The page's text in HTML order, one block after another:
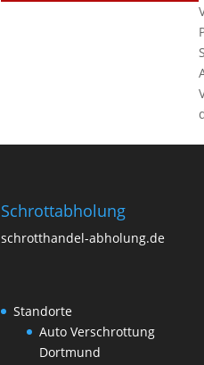
Schrottabholung
schrotthandel-abholung.de
Standorte
Auto Verschrottung
Dortmund